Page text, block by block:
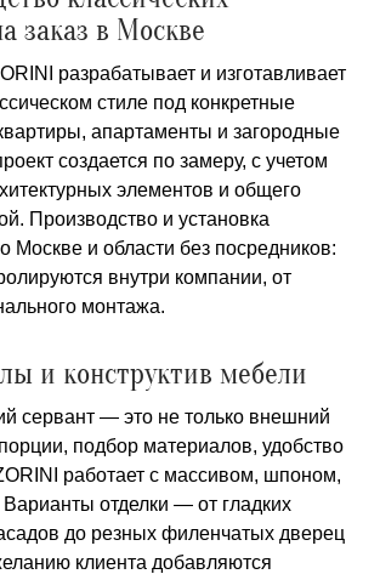
заказ в Москве
разрабатывает и изготавливает
стиле под конкретные
апартаменты и загородные
создается по замеру, с учетом
элементов и общего
Производство и установка
Москве и области без посредников:
внутри компании, от
монтажа.
и конструктив мебели
сервант — это не только внешний
подбор материалов, удобство
работает с массивом, шпоном,
отделки — от гладких
до резных филенчатых дверец
клиента добавляются